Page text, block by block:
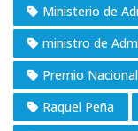
Ministerio de
ministro de
Premio
Raquel Peña